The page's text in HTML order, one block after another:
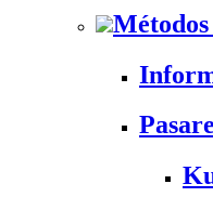
Métodos